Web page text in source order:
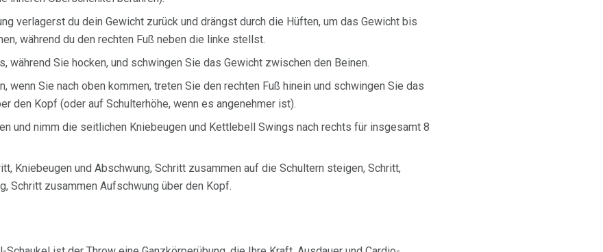
verlagerst du dein Gewicht zurück und drängst durch die Hüften, um das Gewicht bis
während du den rechten Fuß neben die linke stellst.
während Sie hocken, und schwingen Sie das Gewicht zwischen den Beinen.
wenn Sie nach oben kommen, treten Sie den rechten Fuß hinein und schwingen Sie das
den Kopf (oder auf Schulterhöhe, wenn es angenehmer ist).
und nimm die seitlichen Kniebeugen und Kettlebell Swings nach rechts für insgesamt 8
Kniebeugen und Abschwung, Schritt zusammen auf die Schultern steigen, Schritt,
Schritt zusammen Aufschwung über den Kopf.